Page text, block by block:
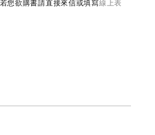
您欲購書請直接來信或填寫線上表